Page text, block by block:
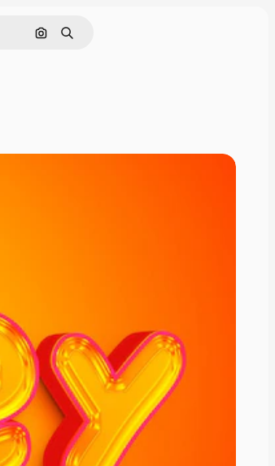
Cerca per immagine
Ricerca